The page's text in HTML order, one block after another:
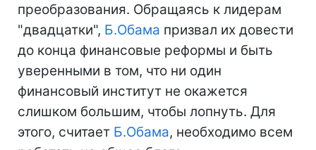
преобразования. Обращаясь к лидерам
"двадцатки", Б.Обама призвал их довести
до конца финансовые реформы и быть
уверенными в том, что ни один
финансовый институт не окажется
слишком большим, чтобы лопнуть. Для
этого, считает Б.Обама, необходимо всем